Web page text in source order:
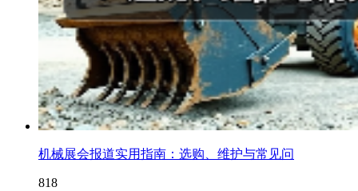
机械展会报道实用指南：选购、维护与常见问
818